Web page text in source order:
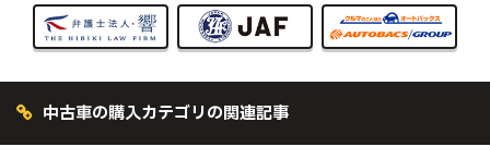
中古車の購入カテゴリの関連記事